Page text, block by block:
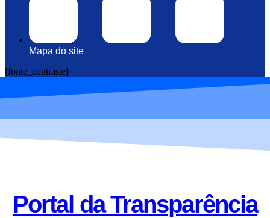
Mapa do site
[fonte_contraste]
Portal da Transparência